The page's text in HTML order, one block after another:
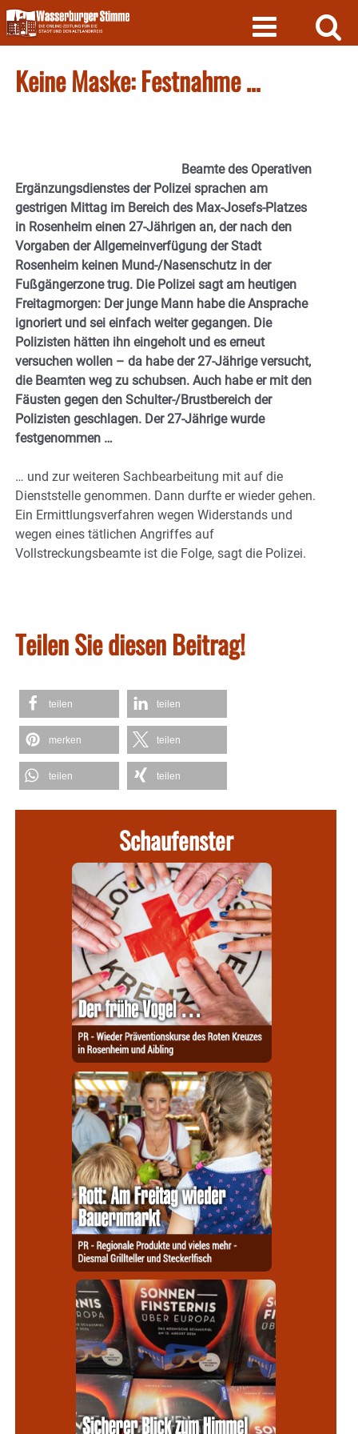
Skip
to
content
Keine Maske: Festnahme …
Beamte des Operativen
Ergänzungsdienstes der Polizei sprachen am
gestrigen Mittag im Bereich des Max-Josefs-Platzes
in Rosenheim einen 27-Jährigen an, der nach den
Vorgaben der Allgemeinverfügung der Stadt
Rosenheim keinen Mund-/Nasenschutz in der
Fußgängerzone trug. Die Polizei sagt am heutigen
Freitagmorgen: Der junge Mann habe die Ansprache
ignoriert und sei einfach weiter gegangen. Die
Polizisten hätten ihn eingeholt und es erneut
versuchen wollen – da habe der 27-Jährige versucht,
die Beamten weg zu schubsen. Auch habe er mit den
Fäusten gegen den Schulter-/Brustbereich der
Polizisten geschlagen. Der 27-Jährige wurde
festgenommen …
… und zur weiteren Sachbearbeitung mit auf die
Dienststelle genommen. Dann durfte er wieder gehen.
Ein Ermittlungsverfahren wegen Widerstands und
wegen eines tätlichen Angriffes auf
Vollstreckungsbeamte ist die Folge, sagt die Polizei.
Teilen Sie diesen Beitrag!
teilen teilen
merken teilen
teilen teilen
Schaufenster